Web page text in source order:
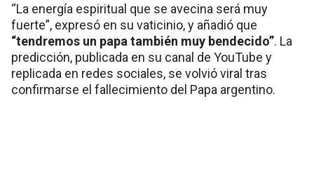
“La energía espiritual que se avecina será muy
fuerte”, expresó en su vaticinio, y añadió que
“tendremos un papa también muy bendecido”. La
predicción, publicada en su canal de YouTube y
replicada en redes sociales, se volvió viral tras
confirmarse el fallecimiento del Papa argentino.